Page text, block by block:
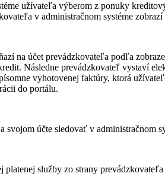
užívateľa výberom z ponuky
v administračnom systéme
na účet prevádzkovateľa podľa
Následne prevádzkovateľ vystaví
vyhotovenej faktúry, ktorá
do portálu.
účte sledovať v administračnom
služby zo strany